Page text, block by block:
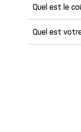
Quel est le
Quel est